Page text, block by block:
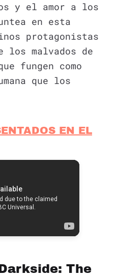
y el amor a los
en esta
protagonistas
los malvados de
fungen como
que los
EN EL
The